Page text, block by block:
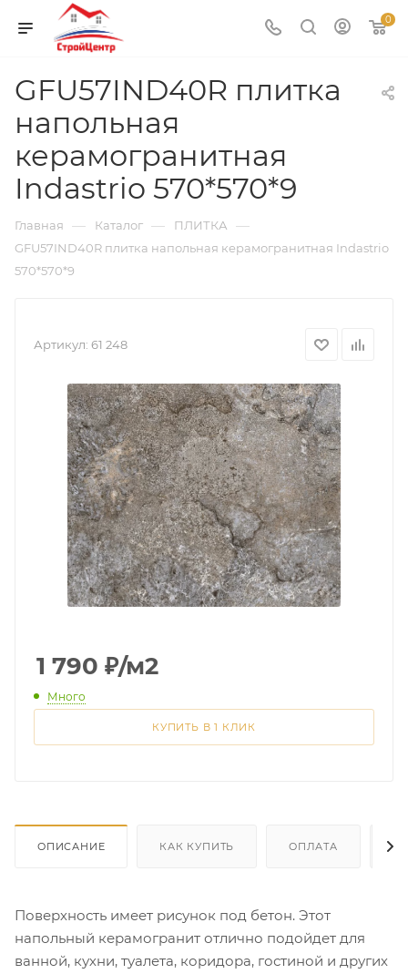
0
GFU57IND40R плитка
напольная
керамогранитная
Indastrio 570*570*9
Главная — Каталог — ПЛИТКА —
GFU57IND40R плитка напольная керамогранитная Indastrio
570*570*9
Артикул: 61 248
1 790 ₽/м2
Много
КУПИТЬ В 1 КЛИК
ОПИСАНИЕ КАК КУПИТЬ ОПЛАТА
Поверхность имеет рисунок под бетон. Этот
напольный керамогранит отлично подойдет для
ванной, кухни, туалета, коридора, гостиной и других